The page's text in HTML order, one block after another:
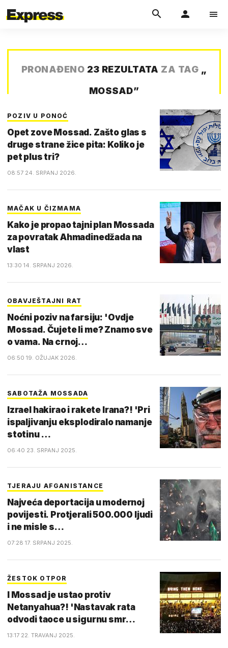
PRONAĐENO 23 REZULTATA ZA TAG „
MOSSAD”
POZIV U PONOĆ
Opet zove Mossad. Zašto glas s
druge strane žice pita: Koliko je
pet plus tri?
08:57 24. SRPANJ 2026.
MAČAK U ČIZMAMA
Kako je propao tajni plan Mossada
za povratak Ahmadinedžada na
vlast
13:30 14. SRPANJ 2026.
OBAVJEŠTAJNI RAT
Noćni poziv na farsiju: 'Ovdje
Mossad. Čujete li me? Znamo sve
o vama. Na crnoj…
06:50 19. OŽUJAK 2026.
SABOTAŽA MOSSADA
Izrael hakirao i rakete Irana?! 'Pri
ispaljivanju eksplodiralo namanje
stotinu …
06:40 23. SRPANJ 2025.
TJERAJU AFGANISTANCE
Najveća deportacija u modernoj
povijesti. Protjerali 500.000 ljudi
i ne misle s…
07:28 17. SRPANJ 2025.
ŽESTOK OTPOR
I Mossad je ustao protiv
Netanyahua?! 'Nastavak rata
odvodi taoce u sigurnu smr…
13:17 22. TRAVANJ 2025.